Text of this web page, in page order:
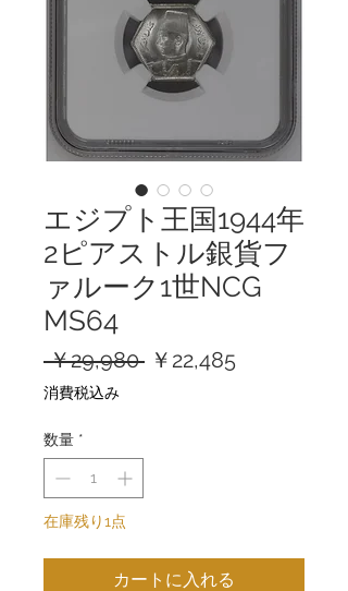
エジプト王国1944年
2ピアストル銀貨フ
ァルーク1世NCG
MS64
￥29,980 通￥22,485
消費税込み
数量 *
在庫残り1点
カートに入れる